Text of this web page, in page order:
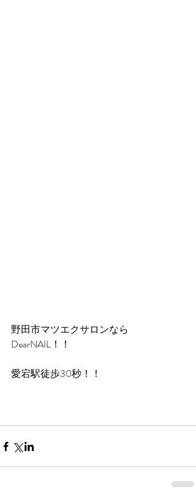
野田市マツエクサロンなら
DearNAIL！！
愛宕駅徒歩30秒！！